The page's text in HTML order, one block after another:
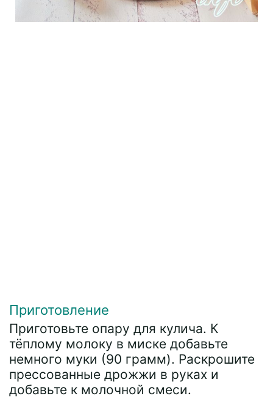
Приготовление
Приготовьте опару для кулича. К
тёплому молоку в миске добавьте
немного муки (90 грамм). Раскрошите
прессованные дрожжи в руках и
добавьте к молочной смеси.